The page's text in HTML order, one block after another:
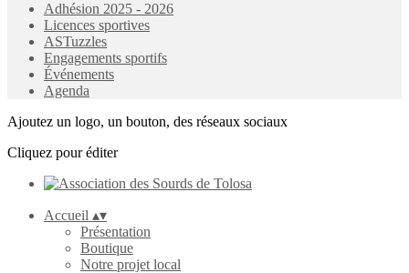
Adhésion 2025 - 2026
Licences sportives
ASTuzzles
Engagements sportifs
Événements
Agenda
Ajoutez un logo, un bouton, des réseaux sociaux
Cliquez pour éditer
Accueil ▴▾
Présentation
Boutique
Notre projet local